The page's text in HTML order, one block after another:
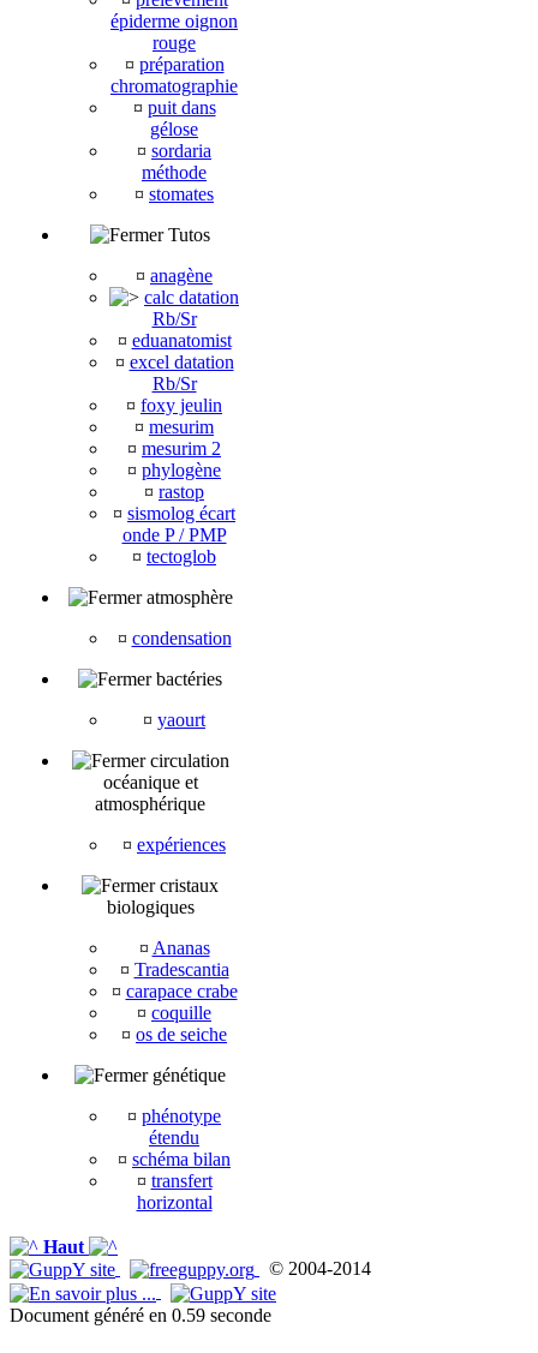
épiderme oignon
rouge
¤ préparation
chromatographie
¤ puit dans
gélose
¤ sordaria
méthode
¤ stomates
Tutos
¤ anagène
calc datation
Rb/Sr
¤ eduanatomist
¤ excel datation
Rb/Sr
¤ foxy jeulin
¤ mesurim
¤ mesurim 2
¤ phylogène
¤ rastop
¤ sismolog écart
onde P / PMP
¤ tectoglob
atmosphère
¤ condensation
bactéries
¤ yaourt
circulation
océanique et
atmosphérique
¤ expériences
cristaux
biologiques
¤ Ananas
¤ Tradescantia
¤ carapace crabe
¤ coquille
¤ os de seiche
génétique
¤ phénotype
étendu
¤ schéma bilan
¤ transfert
horizontal
Haut
© 2004-2014
Document généré en 0.59 seconde